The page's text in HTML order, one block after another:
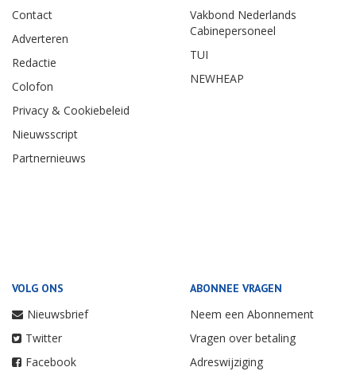
Contact
Adverteren
Redactie
Colofon
Privacy & Cookiebeleid
Nieuwsscript
Partnernieuws
Vakbond Nederlands
Cabinepersoneel
TUI
NEWHEAP
VOLG ONS
Nieuwsbrief
Twitter
Facebook
ABONNEE VRAGEN
Neem een Abonnement
Vragen over betaling
Adreswijziging